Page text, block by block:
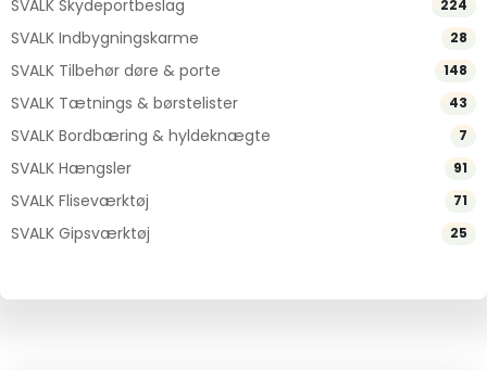
SVALK Skydeportbeslag 224
SVALK Indbygningskarme 28
SVALK Tilbehør døre & porte 148
SVALK Tætnings & børstelister 43
SVALK Bordbæring & hyldeknægte 7
SVALK Hængsler 91
SVALK Fliseværktøj 71
SVALK Gipsværktøj 25